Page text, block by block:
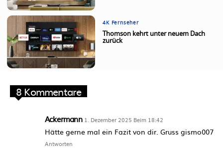
4K Fernseher
Thomson kehrt unter neuem Dach
zurück
8 Kommentare
Ackermann 1. Dezember 2025 Beim 18:42
Hätte gerne mal ein Fazit von dir. Gruss gismo007
Antworten